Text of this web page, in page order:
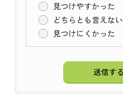
見つけやすかった
どちらとも言えない
見つけにくかった